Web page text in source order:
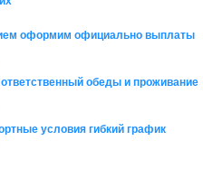
оформим официально выплаты
обеды и проживание
условия гибкий график